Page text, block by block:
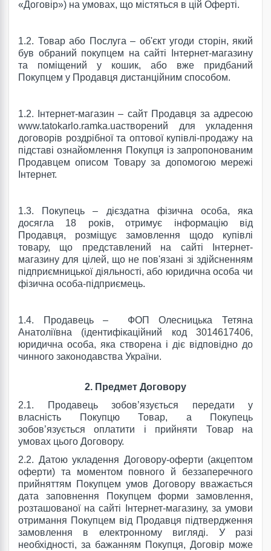
«Договір») на умовах, що містяться в цій Оферті.
1.2. Товар або Послуга – об'єкт угоди сторін, який
був обраний покупцем на сайті Інтернет-магазину
та поміщений у кошик, або вже придбаний
Покупцем у Продавця дистанційним способом.
1.2. Інтернет-магазин – сайт Продавця за адресою
www.tatokarlo.ramka.uaстворений для укладення
договорів роздрібної та оптової купівлі-продажу на
підставі ознайомлення Покупця із запропонованим
Продавцем описом Товару за допомогою мережі
Інтернет.
1.3. Покупець – дієздатна фізична особа, яка
досягла 18 років, отримує інформацію від
Продавця, розміщує замовлення щодо купівлі
товару, що представлений на сайті Інтернет-
магазину для цілей, що не пов'язані зі здійсненням
підприємницької діяльності, або юридична особа чи
фізична особа-підприємець.
1.4. Продавець –
ФОП Олесницька Тетяна
Анатоліївна (ідентифікаційний код3014617406,
юридична особа, яка створена і діє відповідно до
чинного законодавства України.
2. Предмет Договору
2.1. Продавець зобов’язується передати у
власність Покупцю Товар, а Покупець
зобов’язується оплатити і прийняти Товар на
умовах цього Договору.
2.2. Датою укладення Договору-оферти (акцептом
оферти) та моментом повного й беззаперечного
прийняттям Покупцем умов Договору вважається
дата заповнення Покупцем форми замовлення,
розташованої на сайті Інтернет-магазину, за умови
отримання Покупцем від Продавця підтвердження
замовлення в електронному вигляді. У разі
необхідності, за бажанням Покупця, Договір може